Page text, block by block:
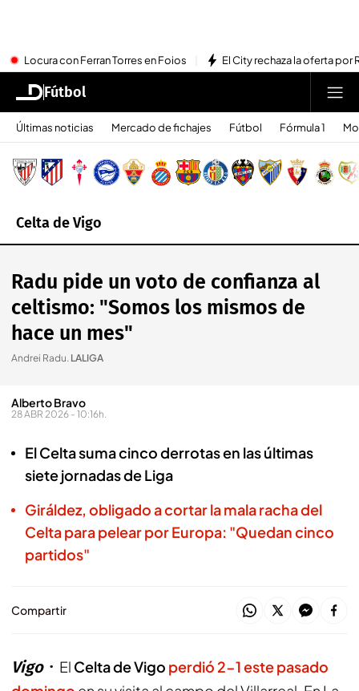
Locura con Ferran Torres en Foios El City rechaza la oferta por
Fútbol
Últimas noticias Mercado de fichajes Fútbol Fórmula 1
Celta de Vigo
Radu pide un voto de confianza al
celtismo: "Somos los mismos de
hace un mes"
Andrei Radu. LALIGA
Alberto Bravo
28 ABR 2026 - 10:16h.
El Celta suma cinco derrotas en las últimas
siete jornadas de Liga
Giráldez, obligado a cortar la mala racha del
Celta para pelear por Europa: "Quedan cinco
partidos"
Compartir
Vigo El Celta de Vigo perdió 2-1 este pasado